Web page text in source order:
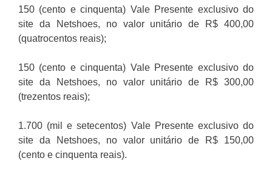
150 (cento e cinquenta) Vale Presente exclusivo do
site da Netshoes, no valor unitário de R$ 400,00
(quatrocentos reais);
150 (cento e cinquenta) Vale Presente exclusivo do
site da Netshoes, no valor unitário de R$ 300,00
(trezentos reais);
1.700 (mil e setecentos) Vale Presente exclusivo do
site da Netshoes, no valor unitário de R$ 150,00
(cento e cinquenta reais).